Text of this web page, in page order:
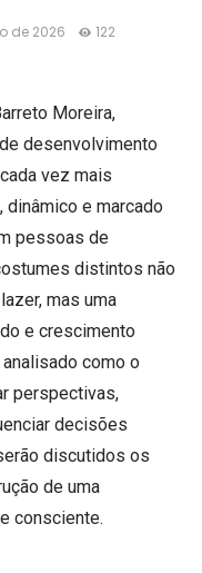
de 2026
122
Moreira,
desenvolvimento
vez mais
dinâmico e marcado
pessoas de
distintos não
mas uma
e crescimento
como o
perspectivas,
decisões
discutidos os
de uma
consciente.